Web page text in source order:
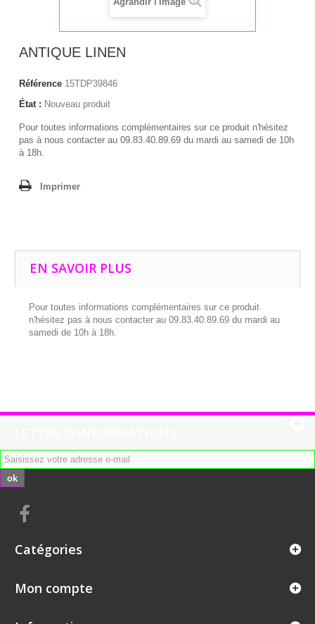
ANTIQUE LINEN
Référence 15TDP39846
État : Nouveau produit
Pour toutes informations complémentaires sur ce produit n'hésitez
pas à nous contacter au 09.83.40.89.69 du mardi au samedi de 10h
à 18h.
Imprimer
EN SAVOIR PLUS
Pour toutes informations complémentaires sur ce produit
n'hésitez pas à nous contacter au 09.83.40.89.69 du mardi au
samedi de 10h à 18h.
ok
Catégories
Mon compte